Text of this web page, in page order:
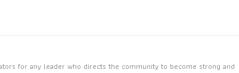
for any leader who directs the community to become strong and